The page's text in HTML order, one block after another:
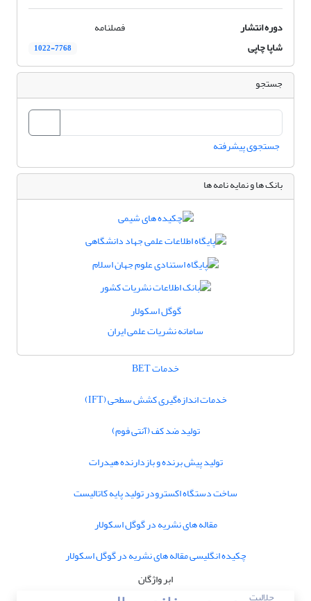
دوره انتشار
فصلنامه
شاپا چاپی
1022-7768
جستجو
جستجوی پیشرفته
بانک ها و نمایه نامه ها
گوگل اسکولار
سامانه نشریات علمی ایران
خدمات BET
خدمات اندازه‌گیری کشش سطحی (IFT)
تولید ضد کف (آنتی فوم)
تولید پیش برنده و بازدارنده هیدرات
ساخت دستگاه اکسترودر تولید پایه کاتالیست
مقاله های نشریه در گوگل اسکولار
چکیده انگلیسی مقاله های نشریه در گوگل اسکولار
ابر واژگان
حلالیت